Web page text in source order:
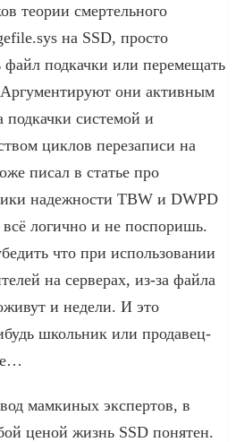
теории смертельного
на SSD, просто
файл подкачки или перемещать
они активным
подкачки системой и
циклов перезаписи на
писал в статье про
надежности TBW и DWPD
логично и не поспоришь.
что при использовании
на серверах, из-за файла
и недели. И это
школьник или продавец-
мамкиных экспертов, в
ценой жизнь SSD понятен.